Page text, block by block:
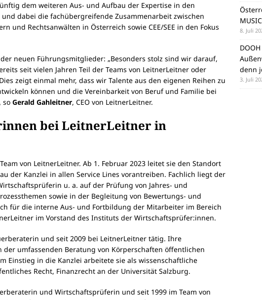
dem weiteren Aus- und Aufbau der Expertise in den
dabei die fachübergreifende Zusammenarbeit zwischen
und Rechtsanwälten in Österreich sowie CEE/SEE in den Fokus
neuen Führungsmitglieder: „Besonders stolz sind wir darauf,
seit vielen Jahren Teil der Teams von LeitnerLeitner oder
zeigt einmal mehr, dass wir Talente aus den eigenen Reihen zu
können und die Vereinbarkeit von Beruf und Familie bei
so Gerald Gahleitner, CEO von LeitnerLeitner.
bei LeitnerLeitner in
von LeitnerLeitner. Ab 1. Februar 2023 leitet sie den Standort
der Kanzlei in allen Service Lines vorantreiben. Fachlich liegt der
u. a. auf der Prüfung von Jahres- und
sowie in der Begleitung von Bewertungs- und
für die interne Aus- und Fortbildung der Mitarbeiter im Bereich
im Vorstand des Instituts der Wirtschaftsprüfer:innen.
und seit 2009 bei LeitnerLeitner tätig. Ihre
umfassenden Beratung von Körperschaften öffentlichen
Einstieg in die Kanzlei arbeitete sie als wissenschaftliche
Recht, Finanzrecht an der Universität Salzburg.
und Wirtschaftsprüferin und seit 1999 im Team von
8. Juli
denn
3. Juli